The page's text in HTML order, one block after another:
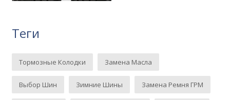
Теги
Тормозные Колодки Замена Масла
Выбор Шин Зимние Шины Замена Ремня ГРМ